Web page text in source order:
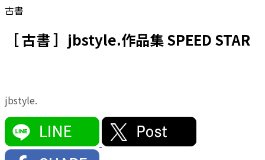
古書
［ 古書 ］jbstyle.作品集 SPEED STAR
jbstyle.